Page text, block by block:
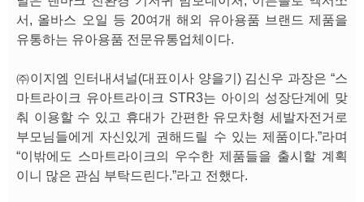
서, 올바스 오일 등 20여개 해외 유아용품 브랜드 제품을
유통하는 유아용품 전문유통업체이다.
㈜이지엠 인터내셔널(대표이사 양을기) 김신우 과장은 “스
마트라이크 유아트라이크 STR3는 아이의 성장단계에 맞
춰 이용할 수 있고 휴대가 간편한 유모차형 세발자전거로
부모님들에게 자신있게 권해드릴 수 있는 제품이다.”라며
“이밖에도 스마트라이크의 우수한 제품들을 출시할 계획
이니 많은 관심 부탁드린다.”라고 전했다.